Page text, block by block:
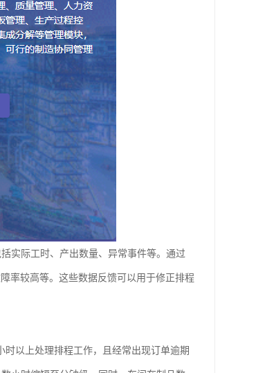
实际工时、产出数量、异常事件等。通过
率较高等。这些数据反馈可以用于修正排程
以上处理排程工作，且经常出现订单逾期